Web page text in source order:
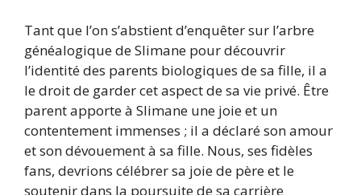
Tant que l’on s’abstient d’enquêter sur l’arbre
généalogique de Slimane pour découvrir
l’identité des parents biologiques de sa fille, il a
le droit de garder cet aspect de sa vie privé. Être
parent apporte à Slimane une joie et un
contentement immenses ; il a déclaré son amour
et son dévouement à sa fille. Nous, ses fidèles
fans, devrions célébrer sa joie de père et le
soutenir dans la poursuite de sa carrière